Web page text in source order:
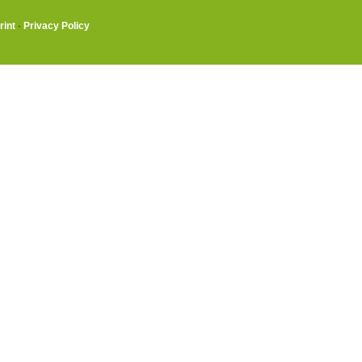
· Privacy Policy